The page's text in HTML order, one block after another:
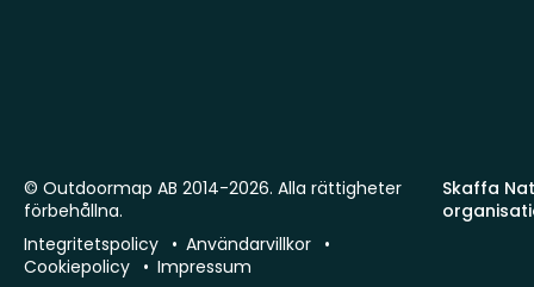
Skaffa
© Outdoormap AB 2014-2026. Alla rättigheter
förbehållna.
Integritetspolicy
Användarvillkor
Cookiepolicy
Impressum